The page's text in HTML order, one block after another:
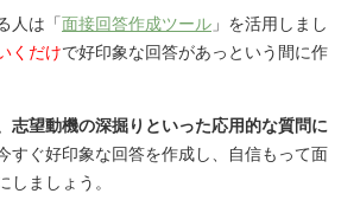
人は「面接回答作成ツール 」を活用しまし
くだけで好印象な回答があっという間に作
志望動機の深掘りといった応用的な質問に
すぐ好印象な回答を作成し、自信もって面
しましょう。